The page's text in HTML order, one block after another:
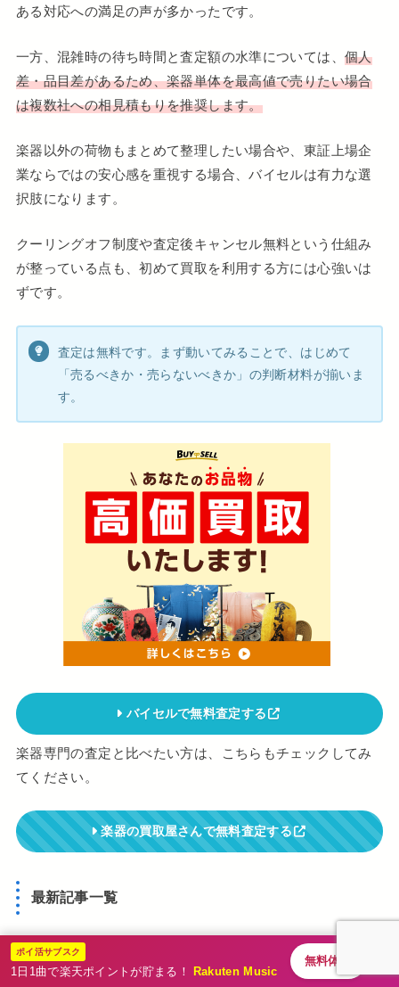
ある対応への満足の声が多かったです。
一方、混雑時の待ち時間と査定額の水準については、 個人
差・品目差があるため、楽器単体を最高値で売りたい場合
は複数社への相見積もりを推奨します。
楽器以外の荷物もまとめて整理したい場合や、東証上場企
業ならではの安心感を重視する場合、バイセルは有力な選
択肢になります。
クーリングオフ制度や査定後キャンセル無料という仕組み
が整っている点も、初めて買取を利用する方には心強いは
ずです。
査定は無料です。まず動いてみることで、はじめて
「売るべきか・売らないべきか」の判断材料が揃いま
す。
バイセルで無料査定する
楽器専門の査定と比べたい方は、こちらもチェックしてみ
てください。
楽器の買取屋さんで無料査定する
最新記事一覧
ポイ活サブスク
1日1曲で楽天ポイントが貯まる！ Rakuten Music
無料体験